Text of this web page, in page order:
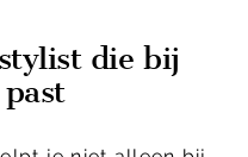
die bij